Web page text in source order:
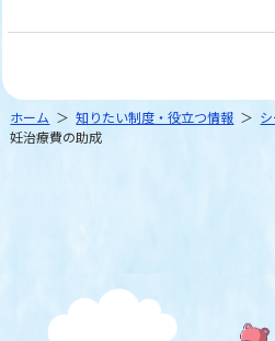
ホーム ＞知りたい制度・役立つ情報 ＞
妊治療費の助成